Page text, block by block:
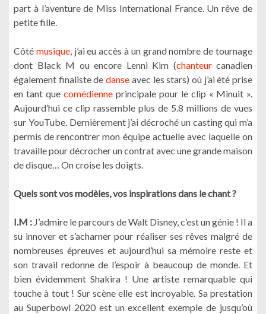
part à l’aventure de Miss International France. Un rêve de
petite fille.
Côté musique, j’ai eu accès à un grand nombre de tournage
dont Black M ou encore Lenni Kim (chanteurcanadien
également finaliste dedanse avec les stars) où j’ai été prise
en tant que comédienne principale pour le clip « Minuit ».
Aujourd’hui ce clip rassemble plus de 5.8 millions de vues
sur YouTube. Dernièrement j’ai décroché un casting qui m’a
permis de rencontrer mon équipe actuelle avec laquelle on
travaille pour décrocher un contrat avec une grande maison
de disque… On croise les doigts.
Quels sont vos modèles, vos inspirations dans le chant ?
I.M : J’admire le parcours de Walt Disney, c’est un génie ! Il a
su innover et s’acharner pour réaliser ses rêves malgré de
nombreuses épreuves et aujourd’hui sa mémoire reste et
son travail redonne de l’espoir à beaucoup de monde. Et
bien évidemment Shakira ! Une artiste remarquable qui
touche à tout ! Sur scène elle est incroyable. Sa prestation
au Superbowl 2020 est un excellent exemple de jusqu’où